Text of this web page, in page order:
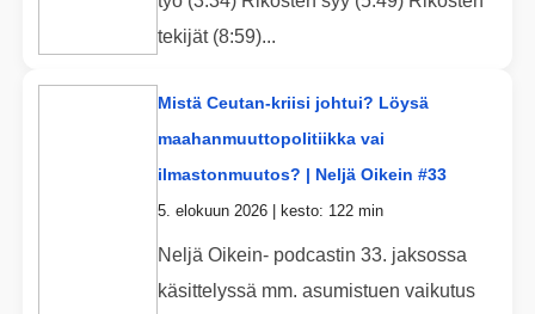
tekijät (8:59)...
Mistä Ceutan-kriisi johtui? Löysä
maahanmuuttopolitiikka vai
ilmastonmuutos? | Neljä Oikein #33
5. elokuun 2026 | kesto: 122 min
Neljä Oikein- podcastin 33. jaksossa
käsittelyssä mm. asumistuen vaikutus